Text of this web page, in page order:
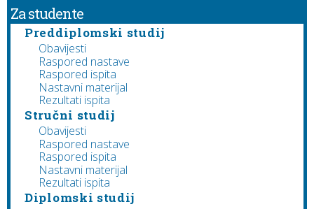
Za studente
Preddiplomski studij
Obavijesti
Raspored nastave
Raspored ispita
Nastavni materijal
Rezultati ispita
Stručni studij
Obavijesti
Raspored nastave
Raspored ispita
Nastavni materijal
Rezultati ispita
Diplomski studij